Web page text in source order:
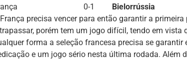
0-1 Bielorrússia
precisa vencer para então garantir a
porém tem um jogo difícil, tendo em vista
forma a seleção francesa precisa se
e um jogo sério nesta última rodada. Além